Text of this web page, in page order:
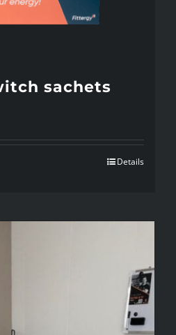
sachets
Details